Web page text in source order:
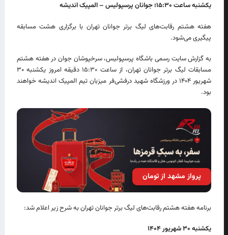
یکشنبه ساعت ۱۵:۳۰؛ جوانان پرسپولیس – المپیک اندیشه
هفته هشتم رقابت‌های لیگ برتر جوانان تهران با برگزاری هشت مسابقه
پیگیری می‌شود.
به گزارش سایت رسمی باشگاه پرسپولیس، سرخپوشان جوان در هفته هشتم
مسابقات لیگ برتر جوانان تهران، از ساعت ۱۵:۳۰ دقیقه امروز یکشنبه ۳۰
شهریور ۱۴۰۴ در ورزشگاه شهید درفشی‌فر میزبان تیم المپیک اندیشه خواهند
بود.
پرواز مشهد از تومان
برنامه هفته هشتم رقابت‌های لیگ برتر جوانان تهران به شرح زیر اعلام شد:
یکشنبه ۳۰ شهریور ۱۴۰۴